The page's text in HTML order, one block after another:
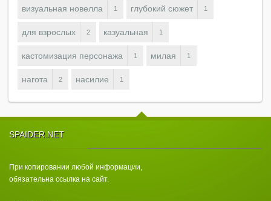
визуальная новелла 1 глубокий сюжет 1
для взрослых 2 казуальная 1
кастомизация персонажа 1 милая 1
нагота 2 насилие 1
SPAIDER.NET
При копировании любой информации,
обязательна ссылка на сайт.